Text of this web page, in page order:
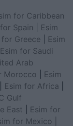
for Caribbean
Spain
Esim
for Greece
Esim
Esim for Saudi
Arab
Morocco
Esim
Esim for Africa
Gulf
East
Esim for
for Mexico